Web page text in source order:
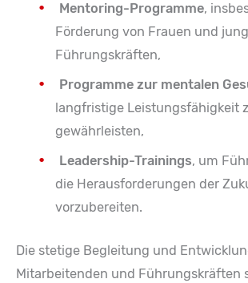
Mentoring-Programme,
Förderung von Frauen und
Führungskräften,
Programme zur mentalen
langfristige Leistungsfähigkeit
gewährleisten,
Leadership-Trainings, um
die Herausforderungen der
vorzubereiten.
Die stetige Begleitung und
Mitarbeitenden und Führungskräften